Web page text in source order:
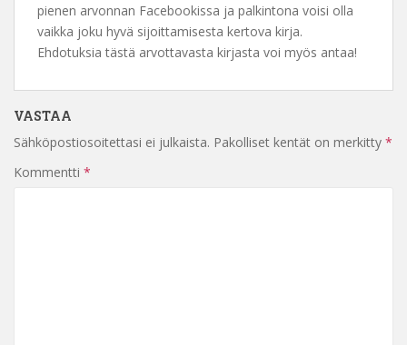
pienen arvonnan Facebookissa ja palkintona voisi olla
vaikka joku hyvä sijoittamisesta kertova kirja.
Ehdotuksia tästä arvottavasta kirjasta voi myös antaa!
VASTAA
Sähköpostiosoitettasi ei julkaista. Pakolliset kentät on merkitty *
Kommentti *